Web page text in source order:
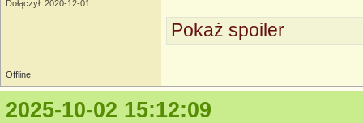
Dołączył: 2020-12-01
Pokaż spoiler
Offline
2025-10-02 15:12:09